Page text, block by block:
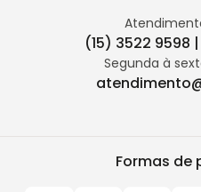
(15) 3522 9598
Segunda à
Formas de